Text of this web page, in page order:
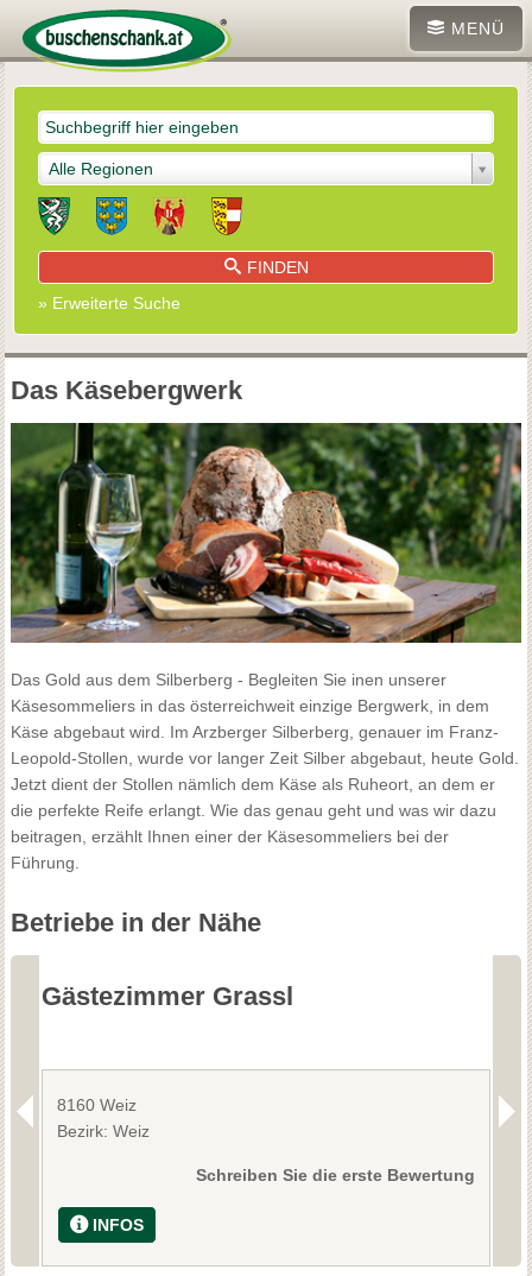
MENÜ
Alle Regionen
FINDEN
» Erweiterte Suche
Das Käsebergwerk
Das Gold aus dem Silberberg - Begleiten Sie inen unserer
Käsesommeliers in das österreichweit einzige Bergwerk, in dem
Käse abgebaut wird. Im Arzberger Silberberg, genauer im Franz-
Leopold-Stollen, wurde vor langer Zeit Silber abgebaut, heute Gold.
Jetzt dient der Stollen nämlich dem Käse als Ruheort, an dem er
die perfekte Reife erlangt. Wie das genau geht und was wir dazu
beitragen, erzählt Ihnen einer der Käsesommeliers bei der
Führung.
Betriebe in der Nähe
Gästezimmer Grassl
8160 Weiz
Bezirk: Weiz
Schreiben Sie die erste Bewertung
INFOS